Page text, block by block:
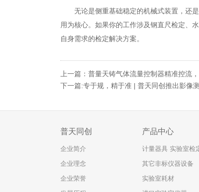
无论是侧重基础稳定的机械式装置，还
用为核心。如果你的工作涉及钢直尺检定、
自身需求的检定解决方案。
上一篇：普量天铸气体流量控制器精准控流
下一篇:专于规，精于准 | 普天同创推出影像
普天同创
企业简介
企业理念
企业荣誉
产品中心
计量器具 实验室检
其它非标仪器设备
实验室耗材